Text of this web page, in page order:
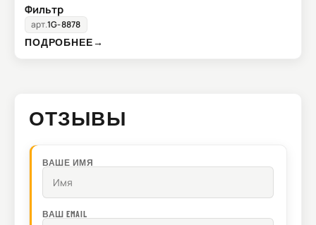
Фильтр
арт.1G-8878
ПОДРОБНЕЕ→
ОТЗЫВЫ
ВАШЕ ИМЯ
ВАШ EMAIL